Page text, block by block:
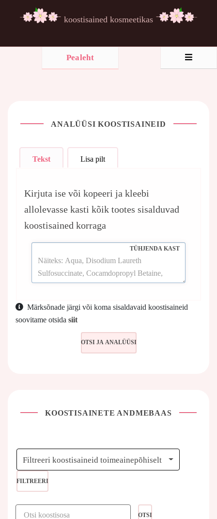
koostisained kosmeetikas
Pealeht
ANALÜÜSI KOOSTISAINEID
Tekst Lisa pilt
Kirjuta ise või kopeeri ja kleebi
allolevasse kasti kõik tootes sisalduvad
koostisained korraga
TÜHJENDA KAST
Märksõnade järgi või koma sisaldavaid koostisaineid
soovitame otsida siit
KOOSTISAINETE ANDMEBAAS
Filtreeri koostisaineid toimeainepõhiselt
FILTREERI
OTSI